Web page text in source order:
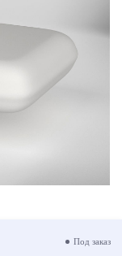
Под заказ